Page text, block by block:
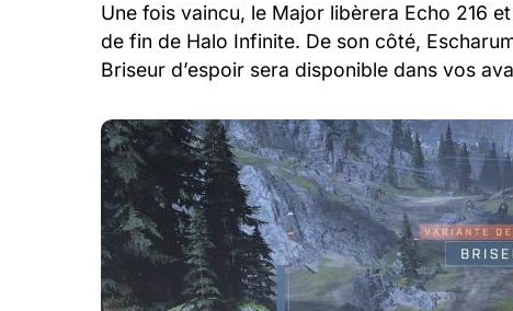
Une fois vaincu, le Major libèrera Echo 216
de fin de Halo Infinite. De son côté,
Briseur d’espoir sera disponible dans vos